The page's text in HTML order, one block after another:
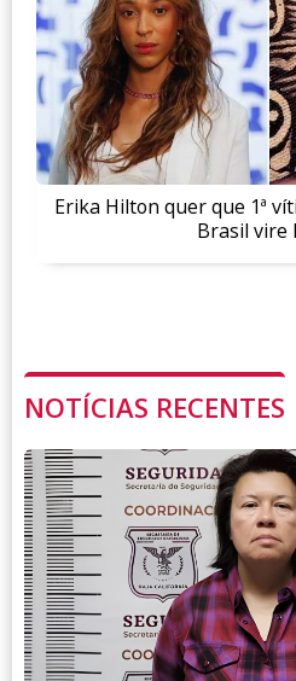
Erika Hilton quer que 1ª
Brasil vire
NOTÍCIAS RECENTES